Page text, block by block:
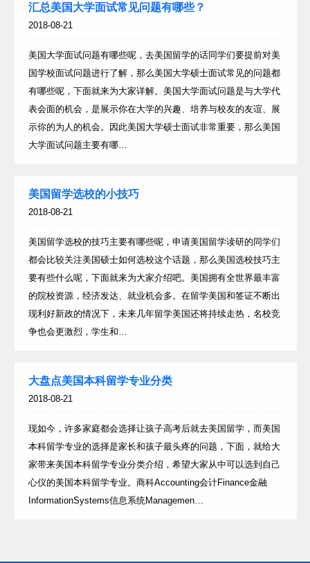
汇总美国大学面试常见问题有哪些？
2018-08-21
美国大学面试问题有哪些呢，去美国留学的话同学们要提前对美
国学校面试问题进行了解，那么美国大学硕士面试常见的问题都
有哪些呢，下面就来为大家详解。美国大学面试问题是与大学代
表会面的机会，是展示你在大学的兴趣、培养与校友的友谊、展
示你的为人的机会。因此美国大学硕士面试非常重要，那么美国
大学面试问题主要有哪…
美国留学选校的小技巧
2018-08-21
美国留学选校的技巧主要有哪些呢，申请美国留学读研的同学们
都会比较关注美国硕士如何选校这个话题，那么美国选校技巧主
要有些什么呢，下面就来为大家介绍吧。美国拥有全世界最丰富
的院校资源，经济发达、就业机会多。在留学美国和签证不断出
现利好新政的情况下，未来几年留学美国还将持续走热，名校竞
争也会更激烈，学生和…
大盘点美国本科留学专业分类
2018-08-21
现如今，许多家庭都会选择让孩子高考后就去美国留学，而美国
本科留学专业的选择是家长和孩子最头疼的问题，下面，就给大
家带来美国本科留学专业分类介绍，希望大家从中可以选到自己
心仪的美国本科留学专业。商科Accounting会计Finance金融
InformationSystems信息系统Managemen…